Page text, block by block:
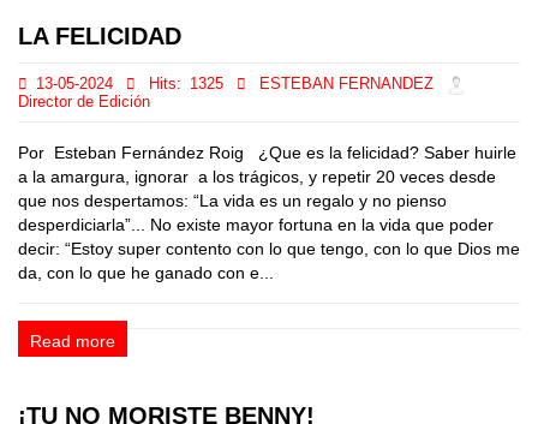
LA FELICIDAD
13-05-2024 Hits: 1325
ESTEBAN FERNANDEZ
Director de Edición
Por Esteban Fernández Roig ¿Que es la felicidad? Saber huirle
a la amargura, ignorar a los trágicos, y repetir 20 veces desde
que nos despertamos: “La vida es un regalo y no pienso
desperdiciarla”... No existe mayor fortuna en la vida que poder
decir: “Estoy super contento con lo que tengo, con lo que Dios me
da, con lo que he ganado con e...
Read more
¡TU NO MORISTE BENNY!